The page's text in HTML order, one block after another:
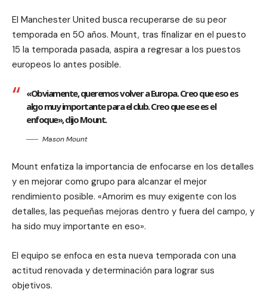
El Manchester United busca recuperarse de su peor
temporada en 50 años. Mount, tras finalizar en el puesto
15 la temporada pasada, aspira a regresar a los puestos
europeos lo antes posible.
«Obviamente, queremos volver a Europa. Creo que eso es
algo muy importante para el club. Creo que ese es el
enfoque», dijo Mount.
Mason Mount
Mount enfatiza la importancia de enfocarse en los detalles
y en mejorar como grupo para alcanzar el mejor
rendimiento posible. «Amorim es muy exigente con los
detalles, las pequeñas mejoras dentro y fuera del campo, y
ha sido muy importante en eso».
El equipo se enfoca en esta nueva temporada con una
actitud renovada y determinación para lograr sus
objetivos.